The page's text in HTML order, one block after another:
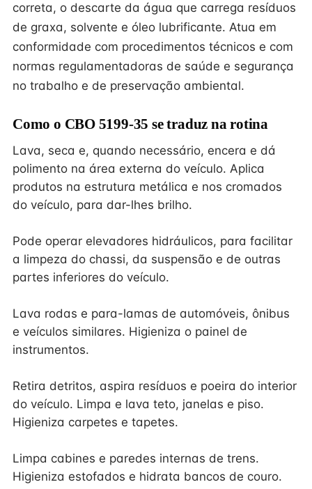
correta, o descarte da água que carrega resíduos
de graxa, solvente e óleo lubrificante. Atua em
conformidade com procedimentos técnicos e com
normas regulamentadoras de saúde e segurança
no trabalho e de preservação ambiental.
Como o CBO 5199-35 se traduz na rotina
Lava, seca e, quando necessário, encera e dá
polimento na área externa do veículo. Aplica
produtos na estrutura metálica e nos cromados
do veículo, para dar-lhes brilho.
Pode operar elevadores hidráulicos, para facilitar
a limpeza do chassi, da suspensão e de outras
partes inferiores do veículo.
Lava rodas e para-lamas de automóveis, ônibus
e veículos similares. Higieniza o painel de
instrumentos.
Retira detritos, aspira resíduos e poeira do interior
do veículo. Limpa e lava teto, janelas e piso.
Higieniza carpetes e tapetes.
Limpa cabines e paredes internas de trens.
Higieniza estofados e hidrata bancos de couro.